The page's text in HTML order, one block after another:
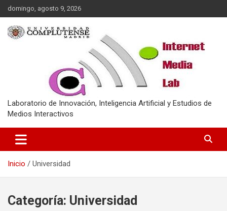
Saltar
al
contenido
domingo, agosto 9, 2026
Laboratorio de Innovación, Inteligencia Artificial y Estudios de
Medios Interactivos
Inicio Universidad
Categoría: Universidad